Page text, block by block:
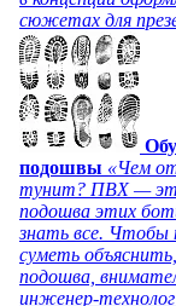
сюжетах для
подошвы «Чем
тунит? ПВХ — это
подошва этих
знать все. Чтобы
суметь
подошва,
инженер-